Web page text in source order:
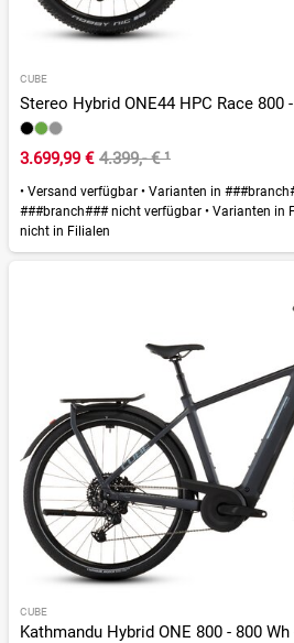
CUBE
Stereo Hybrid ONE44 HPC Race 800
3.699,99 € 4.399,- €¹
• Versand verfügbar • Varianten in
###branch### nicht verfügbar • Varianten in
nicht in Filialen
CUBE